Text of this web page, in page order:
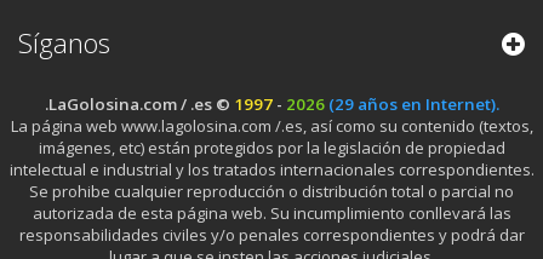
Síganos
.LaGolosina.com / .es © 1997- 2026 (29 años en Internet).
La página web www.lagolosina.com /.es, así como su contenido (textos,
imágenes, etc) están protegidos por la legislación de propiedad
intelectual e industrial y los tratados internacionales correspondientes.
Se prohibe cualquier reproducción o distribución total o parcial no
autorizada de esta página web. Su incumplimiento conllevará las
responsabilidades civiles y/o penales correspondientes y podrá dar